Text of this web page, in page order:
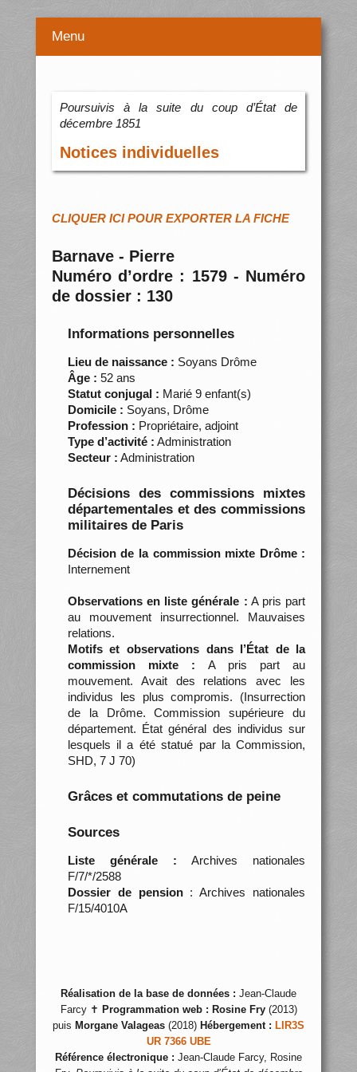
Menu
Poursuivis à la suite du coup d’État de
décembre 1851
Notices individuelles
CLIQUER ICI POUR EXPORTER LA FICHE
Barnave - Pierre
Numéro d’ordre : 1579 - Numéro
de dossier : 130
Informations personnelles
Lieu de naissance : Soyans Drôme
Âge : 52 ans
Statut conjugal : Marié 9 enfant(s)
Domicile : Soyans, Drôme
Profession : Propriétaire, adjoint
Type d’activité : Administration
Secteur : Administration
Décisions des commissions mixtes
départementales et des commissions
militaires de Paris
Décision de la commission mixte Drôme :
Internement
Observations en liste générale : A pris part
au mouvement insurrectionnel. Mauvaises
relations.
Motifs et observations dans l’État de la
commission mixte : A pris part au
mouvement. Avait des relations avec les
individus les plus compromis. (Insurrection
de la Drôme. Commission supérieure du
département. État général des individus sur
lesquels il a été statué par la Commission,
SHD, 7 J 70)
Grâces et commutations de peine
Sources
Liste générale : Archives nationales
F/7/*/2588
Dossier de pension: Archives nationales
F/15/4010A
Réalisation de la base de données : Jean-Claude
Farcy ✝ Programmation web : Rosine Fry(2013)
puis Morgane Valageas (2018) Hébergement : LIR3S
UR 7366 UBE
Référence électronique : Jean-Claude Farcy, Rosine